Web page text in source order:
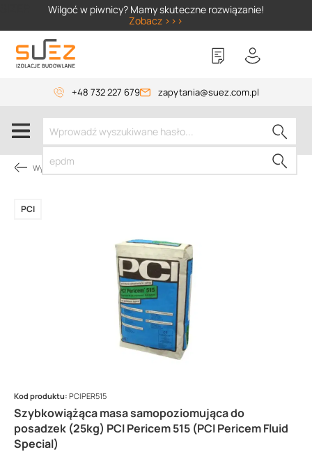
Wilgoć w piwnicy? Mamy skuteczne rozwiązanie!
Zobacz >>>
+48 732 227 679 zapytania@suez.com.pl
Wylewki, materiały do betonu
Szybkowiążąca masa samopoziomująca do
posadzek (25kg) PCI Pericem 515 (PCI Pericem Fluid
Special)
PCI
Kod produktu: PCIPER515